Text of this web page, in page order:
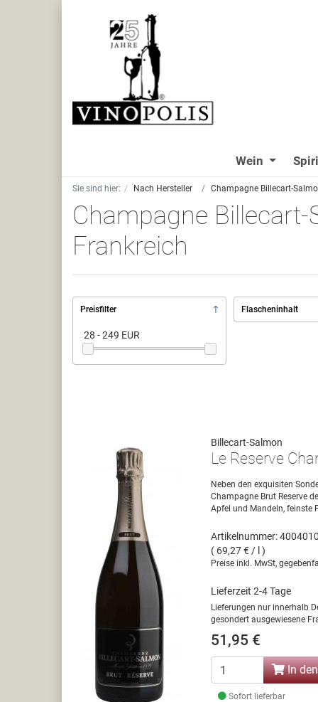
Wein
Sie sind hier: Nach Hersteller Champagne Billecart-
Champagne
Frankreich
Preisfilter
28 - 249 EUR
Flascheninhalt
Billecart-Salmon
Le Reserve
Neben den exquisiten
Champagne Brut Reserve
Apfel und Mandeln, feinste
Artikelnummer:
( 69,27 € / l )
Preise inkl. MwSt,
Lieferzeit 2-4 Tage
Lieferungen nur innerhalb
gesondert ausgewiesene
51,95 €
In
Sofort lieferbar